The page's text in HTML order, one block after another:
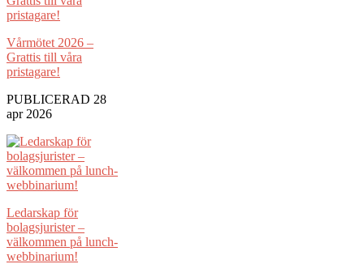
Vårmötet 2026 –
Grattis till våra
pristagare!
PUBLICERAD 28
apr 2026
Ledarskap för
bolagsjurister –
välkommen på lunch-
webbinarium!